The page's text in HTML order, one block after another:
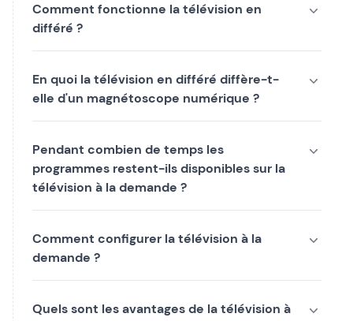
Comment fonctionne la télévision en
différé ?
En quoi la télévision en différé diffère-t-
elle d'un magnétoscope numérique ?
Pendant combien de temps les
programmes restent-ils disponibles sur la
télévision à la demande ?
Comment configurer la télévision à la
demande ?
Quels sont les avantages de la télévision à